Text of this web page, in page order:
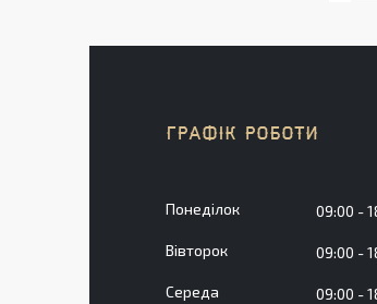
ГРАФІК РОБОТИ
Понеділок 09:00
Вівторок 09:00
Середа 09:00